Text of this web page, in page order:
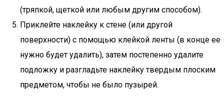
(тряпкой, щеткой или любым другим способом).
Приклейте наклейку к стене (или другой
поверхности) с помощью клейкой ленты (в конце ее
нужно будет удалить), затем постепенно удалите
подложку и разгладьте наклейку твердым плоским
предметом, чтобы не было пузырей.